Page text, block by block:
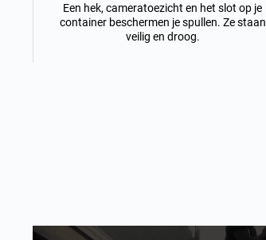
Een hek, cameratoezicht en het slot op je
container beschermen je spullen. Ze staan
veilig en droog.